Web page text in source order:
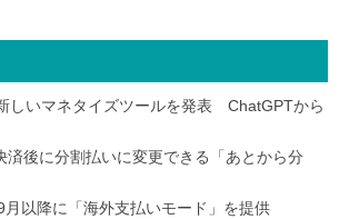
しいマネタイズツールを発表 ChatGPTから
済後に分割払いに変更できる「あとから分
月以降に「海外支払いモード」を提供